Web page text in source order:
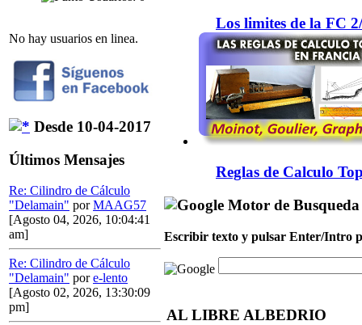
No hay usuarios en linea.
Desde 10-04-2017
Últimos Mensajes
Re: Cilindro de Cálculo
"Delamain" porMAAG57
[Agosto 04, 2026, 10:04:41
am]
Re: Cilindro de Cálculo
"Delamain" pore-lento
[Agosto 02, 2026, 13:30:09
pm]
Los limites de la FC
Reglas de Calculo
Motor de
Escribir texto y pulsar Enter/Intro
AL LIBRE ALBEDRIO